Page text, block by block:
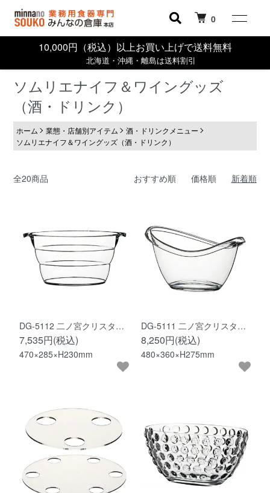
0
10,000円（税込）以上お買い上げで送料無料
北海道・沖縄・離島は送料割引
ソムリエナイフ＆ワイングッズ
（酒・ドリンク）
ホーム 業態・店舗別アイテム
酒・ドリンクメニュー
ソムリエナイフ＆ワイングッズ（酒・ドリンク）
全20商品 おすすめ順 価格順 新着順
DG-5112 二ノ宮クリスタ…
7,535円(税込)
470×285×H230mm
DG-5111 二ノ宮クリスタ…
8,250円(税込)
480×360×H275mm